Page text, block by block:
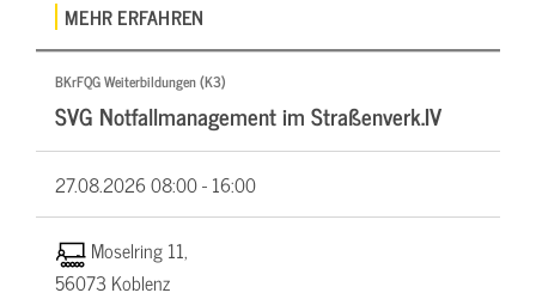
MEHR ERFAHREN
BKrFQG Weiterbildungen (K3)
SVG Notfallmanagement im Straßenverk.IV
27.08.202608:00 - 16:00
Moselring 11,
56073 Koblenz